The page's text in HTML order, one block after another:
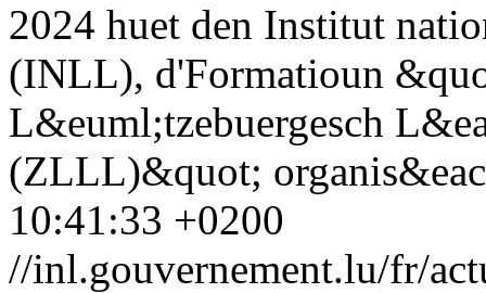
2024 huet den Institut
(INLL), d'Formatioun
L&euml;tzebuergesch
(ZLLL)&quot;
10:41:33 +0200
//inl.gouvernement.lu/fr/